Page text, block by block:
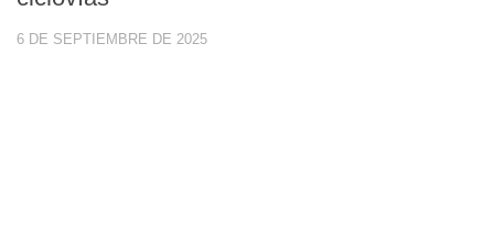
6 DE SEPTIEMBRE DE 2025